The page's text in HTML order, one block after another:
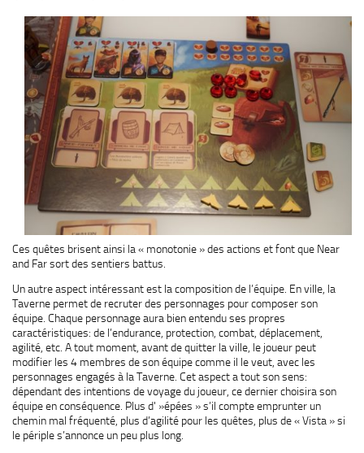
Ces quêtes brisent ainsi la « monotonie » des actions et font que Near
and Far sort des sentiers battus.
Un autre aspect intéressant est la composition de l’équipe. En ville, la
Taverne permet de recruter des personnages pour composer son
équipe. Chaque personnage aura bien entendu ses propres
caractéristiques: de l’endurance, protection, combat, déplacement,
agilité, etc. A tout moment, avant de quitter la ville, le joueur peut
modifier les 4 membres de son équipe comme il le veut, avec les
personnages engagés à la Taverne. Cet aspect a tout son sens:
dépendant des intentions de voyage du joueur, ce dernier choisira son
équipe en conséquence. Plus d' »épées » s’il compte emprunter un
chemin mal fréquenté, plus d’agilité pour les quêtes, plus de « Vista » si
le périple s’annonce un peu plus long.